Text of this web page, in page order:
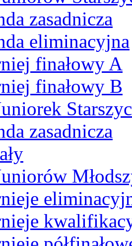
zasadnicza
eliminacyjna
finałowy A
finałowy B
zasadnicza